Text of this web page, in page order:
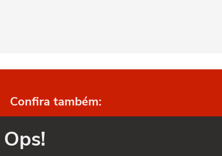
Confira também:
Ops!